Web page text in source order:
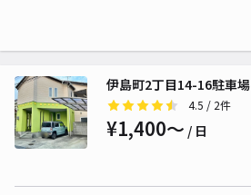
伊島町2丁目14-16駐車場
4.5 / 2件
¥1,400〜 / 日